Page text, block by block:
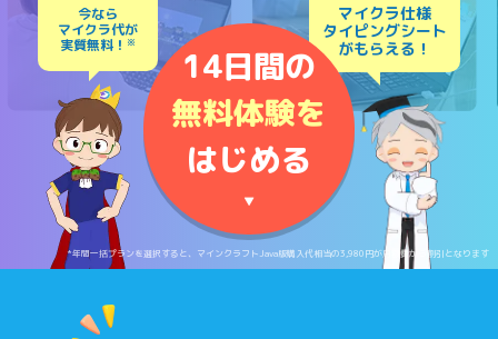
今なら
マイクラ代が
実質無料！ ※
マイクラ仕様
タイピングシート
がもらえる！
14日間の
無料体験を
はじめる
▼
*年間一括プランを選択すると、マインクラフトJava版購入代相当の3,980円が月額費から割引となります